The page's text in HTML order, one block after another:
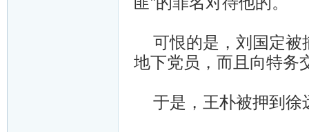
可恨的是，刘国定被
地下党员，而且向特务
于是，王朴被押到徐